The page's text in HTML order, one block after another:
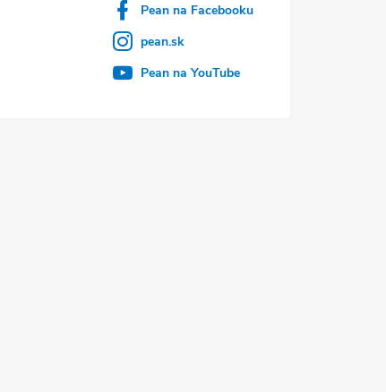
Pean na Facebooku
pean.sk
Pean na YouTube